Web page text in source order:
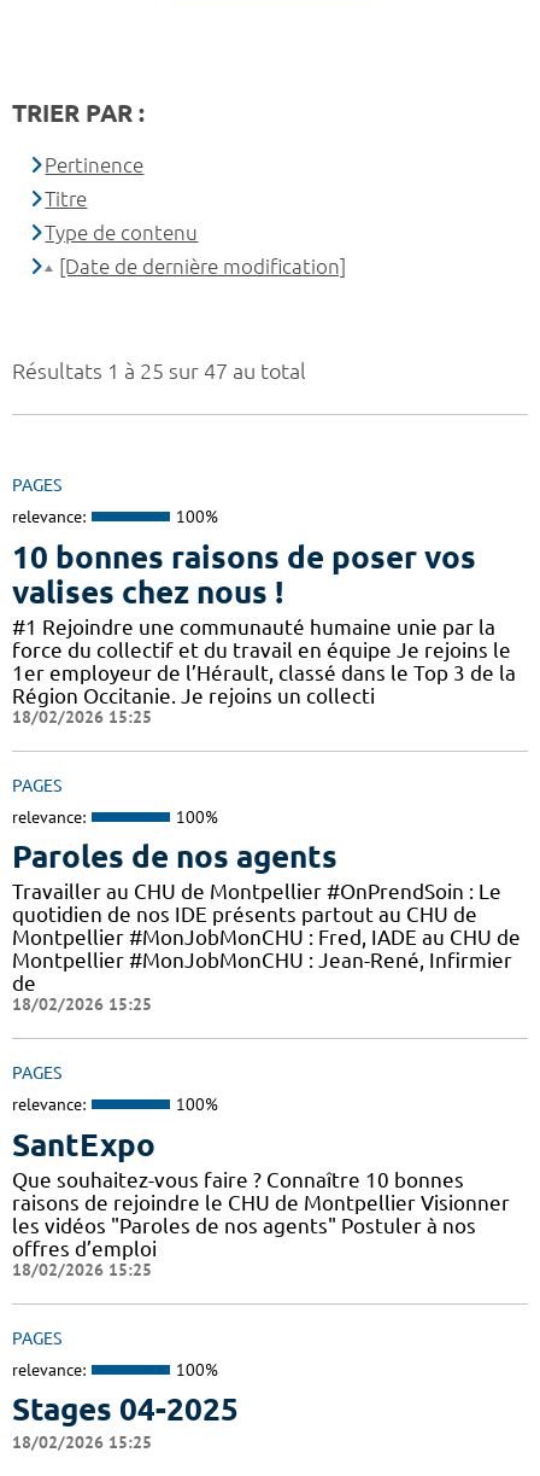
Résultats 1 à 25 sur 47 au total
PAGES
relevance: 100%
10 bonnes raisons de poser vos
valises chez nous !
#1 Rejoindre une communauté humaine unie par la
force du collectif et du travail en équipe Je rejoins le
1er employeur de l’Hérault, classé dans le Top 3 de la
Région Occitanie. Je rejoins un collecti
18/02/2026 15:25
PAGES
relevance: 100%
Paroles de nos agents
Travailler au CHU de Montpellier #OnPrendSoin : Le
quotidien de nos IDE présents partout au CHU de
Montpellier #MonJobMonCHU : Fred, IADE au CHU de
Montpellier #MonJobMonCHU : Jean-René, Infirmier
de
18/02/2026 15:25
PAGES
relevance: 100%
SantExpo
Que souhaitez-vous faire ? Connaître 10 bonnes
raisons de rejoindre le CHU de Montpellier Visionner
les vidéos "Paroles de nos agents" Postuler à nos
offres d’emploi
18/02/2026 15:25
PAGES
relevance: 100%
Stages 04-2025
18/02/2026 15:25
TRIER PAR :
Pertinence
Titre
Type de contenu
[Date de dernière modification]